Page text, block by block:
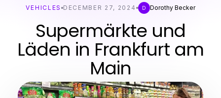
VEHICLES DECEMBER 27, 2024 D Dorothy Becker
Supermärkte und
Läden in Frankfurt am
Main